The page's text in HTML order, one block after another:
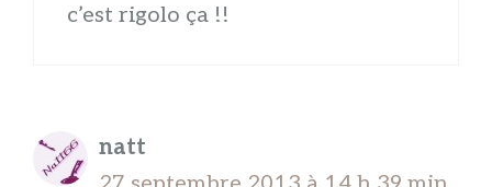
c’est rigolo ça !!
natt